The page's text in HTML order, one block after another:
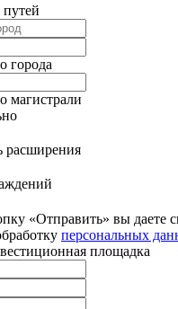
города
магистрали
расширения
«Отправить» вы даете
персональных
площадка